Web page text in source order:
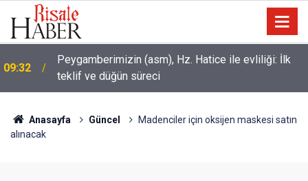
09:32
Peygamberimizin (asm), Hz. Hatice ile evliliği: İlk
teklif ve düğün süreci
Anasayfa Güncel
Madenciler için oksijen maskesi satın
alınacak